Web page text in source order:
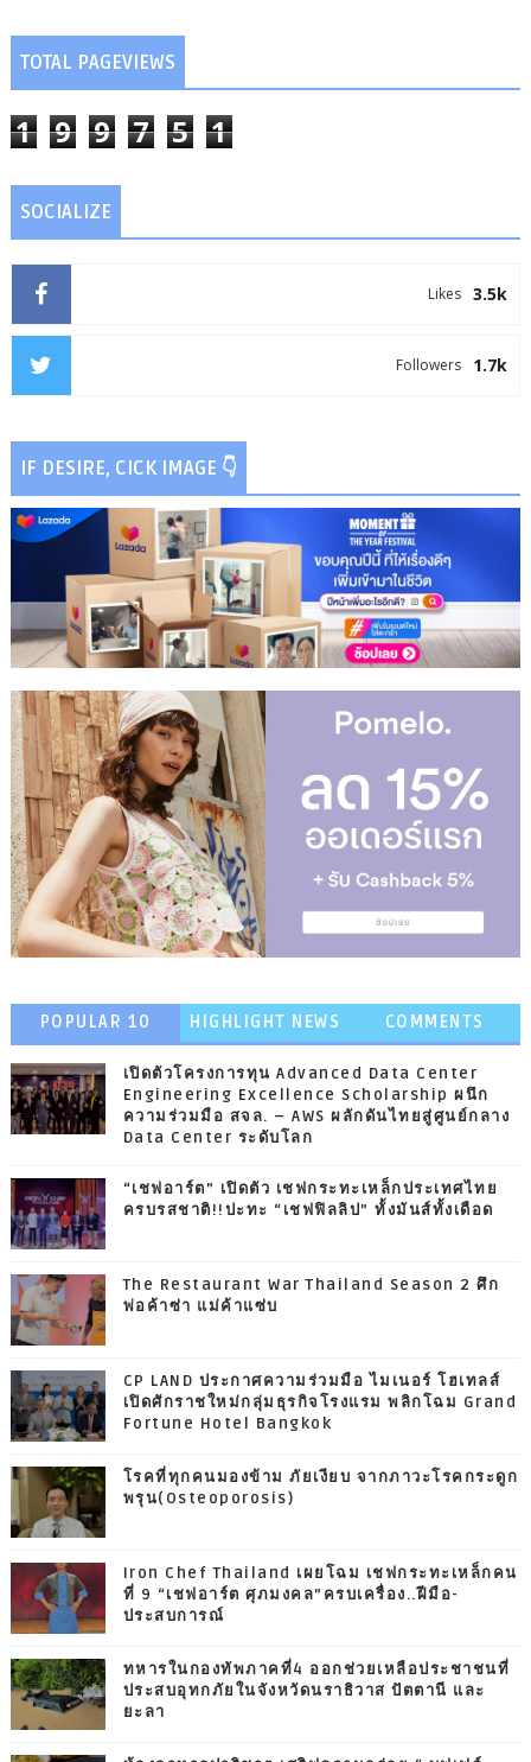
TOTAL PAGEVIEWS
1 9 9 7 5 1
SOCIALIZE
3.5k
Likes
1.7k
Followers
IF DESIRE, CICK IMAGE 👇
POPULAR 10 HIGHLIGHT NEWS COMMENTS
เปิดตัวโครงการทุน Advanced Data Center
Engineering Excellence Scholarship ผนึก
ความร่วมมือ สจล. – AWS ผลักดันไทยสู่ศูนย์กลาง
Data Center ระดับโลก
“เชฟอาร์ต” เปิดตัว เชฟกระทะเหล็กประเทศไทย
ครบรสชาติ!!ปะทะ “เชฟฟิลลิป” ทั้งมันส์ทั้งเดือด
The Restaurant War Thailand Season 2 ศึก
พ่อค้าซ่า แม่ค้าแซ่บ
CP LAND ประกาศความร่วมมือ ไมเนอร์ โฮเทลส์
เปิดศักราชใหม่กลุ่มธุรกิจโรงแรม พลิกโฉม Grand
Fortune Hotel Bangkok
โรคที่ทุกคนมองข้าม ภัยเงียบ จากภาวะโรคกระดูก
พรุน(Osteoporosis)
Iron Chef Thailand เผยโฉม เชฟกระทะเหล็กคน
ที่ 9 “เชฟอาร์ต ศุภมงคล”ครบเครื่อง..ฝีมือ-
ประสบการณ์
ทหารในกองทัพภาคที่4 ออกช่วยเหลือประชาชนที่
ประสบอุทกภัยในจังหวัดนราธิวาส ปัตตานี และ
ยะลา